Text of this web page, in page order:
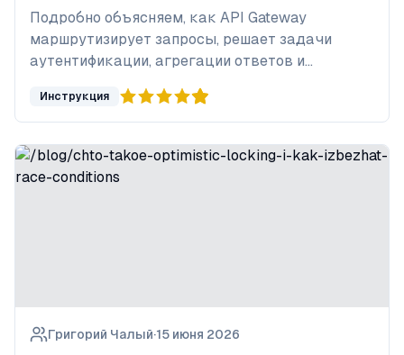
Подробно объясняем, как API Gateway
маршрутизирует запросы, решает задачи
аутентификации, агрегации ответов и
архитектуре.
Инструкция
Григорий Чалый·15 июня 2026